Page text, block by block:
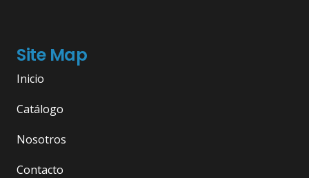
Site Map
Inicio
Catálogo
Nosotros
Contacto